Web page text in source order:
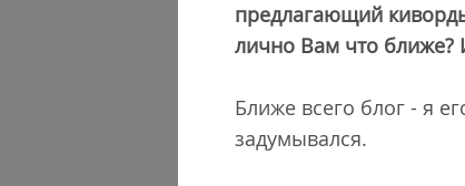
предлагающий
лично Вам что ближе?
Ближе всего блог - я
задумывался.